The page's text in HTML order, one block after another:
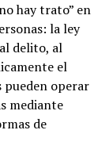
hay trato” en
la ley
delito, al
el
pueden operar
mediante
de